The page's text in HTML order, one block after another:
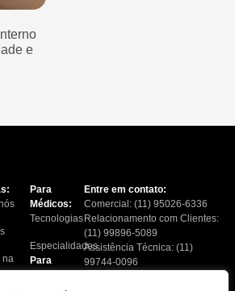
e
na
Para
Médicos:
Tecnologias
Especialidades
Para
Entre em contato:
Comercial: (11) 95026-6336
Relacionamento com Clientes:
(11) 99896-5089
Assistência Técnica: (11)
99744-0096